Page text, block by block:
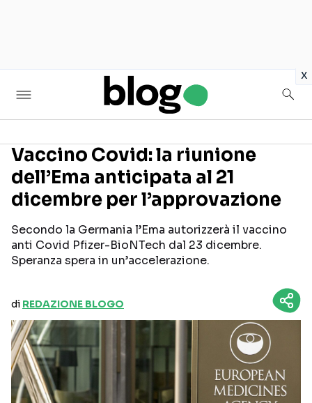
x
Seguici sui social
Vaccino Covid: la riunione
dell’Ema anticipata al 21
dicembre per l’approvazione
Secondo la Germania l’Ema autorizzerà il vaccino
anti Covid Pfizer-BioNTech dal 23 dicembre.
Speranza spera in un’accelerazione.
di REDAZIONE BLOGO